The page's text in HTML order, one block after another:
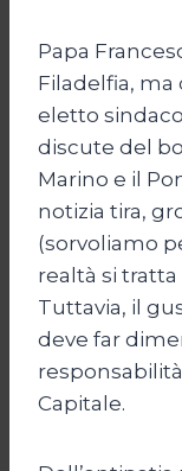
Papa
Filadelfia,
eletto
discute del
Marino e il
notizia tira,
(sorvoliamo
realtà si
Tuttavia, il
deve far
Capitale.